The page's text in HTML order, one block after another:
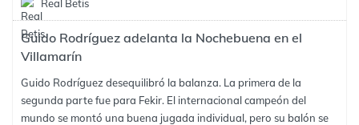
Real Betis
Guido Rodríguez adelanta la Nochebuena en el
Villamarín
Guido Rodríguez desequilibró la balanza. La primera de la
segunda parte fue para Fekir. El internacional campeón del
mundo se montó una buena jugada individual, pero su balón se